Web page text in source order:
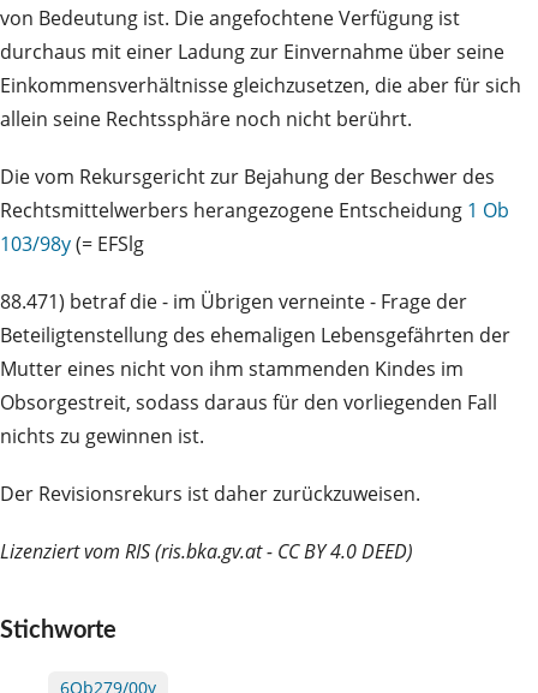
von Bedeutung ist. Die angefochtene Verfügung ist
durchaus mit einer Ladung zur Einvernahme über seine
Einkommensverhältnisse gleichzusetzen, die aber für sich
allein seine Rechtssphäre noch nicht berührt.
Die vom Rekursgericht zur Bejahung der Beschwer des
Rechtsmittelwerbers herangezogene Entscheidung 1 Ob
103/98y(= EFSlg
88.471) betraf die - im Übrigen verneinte - Frage der
Beteiligtenstellung des ehemaligen Lebensgefährten der
Mutter eines nicht von ihm stammenden Kindes im
Obsorgestreit, sodass daraus für den vorliegenden Fall
nichts zu gewinnen ist.
Der Revisionsrekurs ist daher zurückzuweisen.
Lizenziert vom RIS (ris.bka.gv.at - CC BY 4.0 DEED)
Stichworte
6Ob279/00y